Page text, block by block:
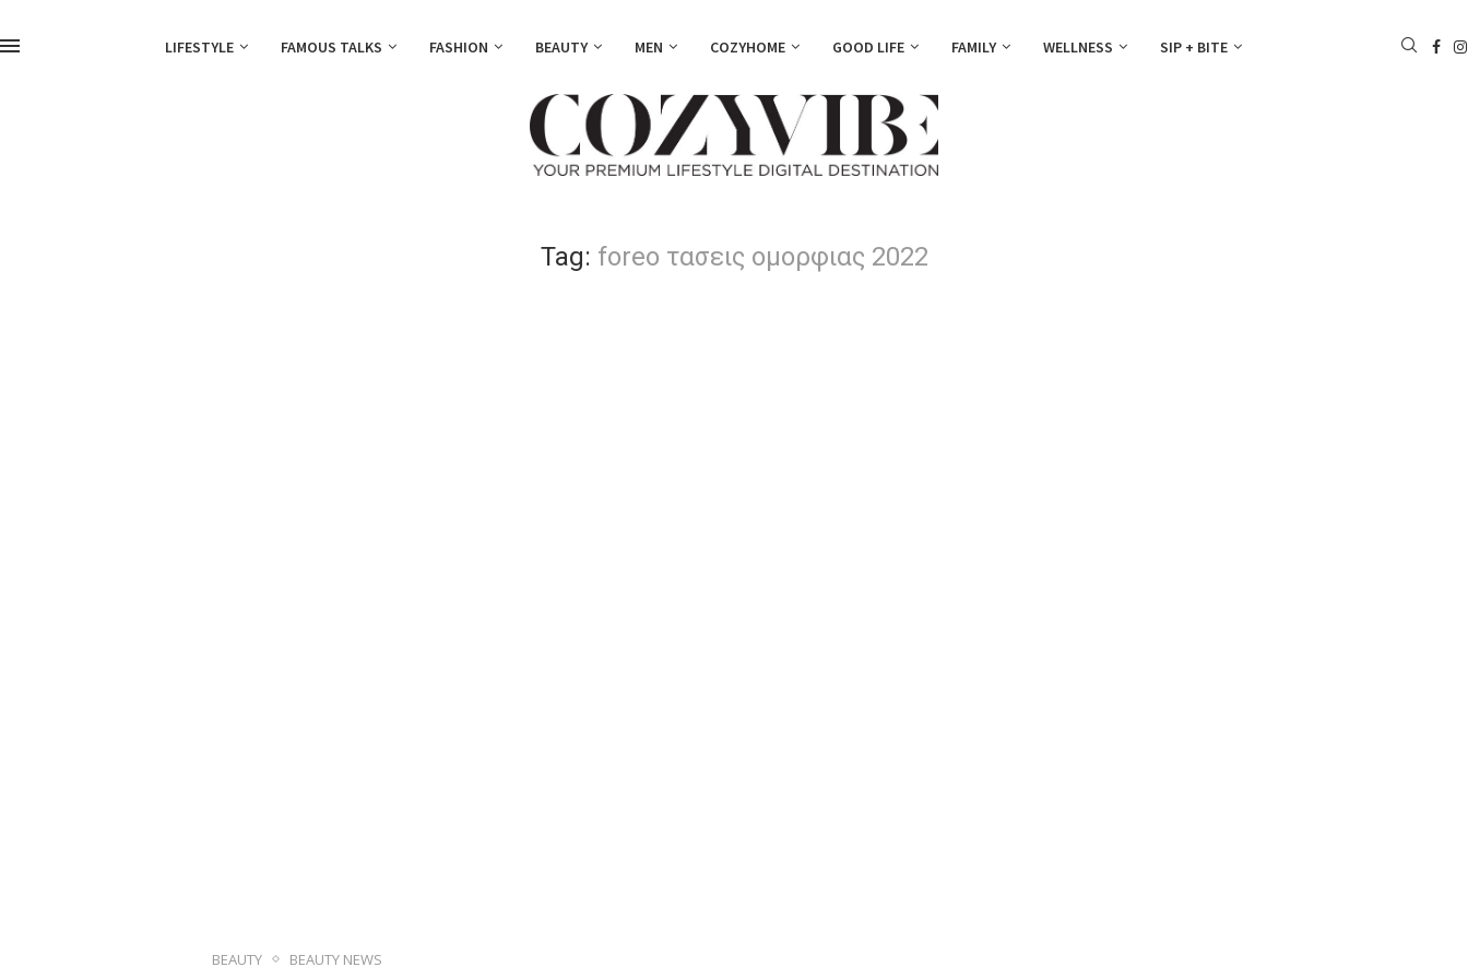
LIFESTYLE FAMOUS TALKS FASHION BEAUTY MEN COZYHOME GOOD LIFE FAMILY WELLNESS SIP + BITE
Tag: foreo τασεις ομορφιας 2022
BEAUTY BEAUTY NEWS